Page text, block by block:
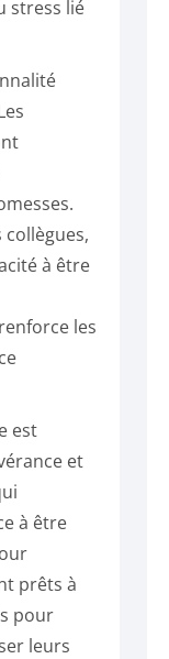
stress lié
à être
les
est
et
à être
prêts à
pour
leurs